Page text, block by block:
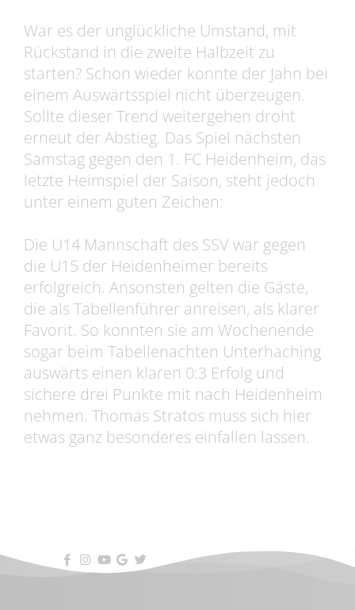
War es der unglückliche Umstand, mit
Rückstand in die zweite Halbzeit zu
starten? Schon wieder konnte der Jahn bei
einem Auswärtsspiel nicht überzeugen.
Sollte dieser Trend weitergehen droht
erneut der Abstieg. Das Spiel nächsten
Samstag gegen den 1. FC Heidenheim, das
letzte Heimspiel der Saison, steht jedoch
unter einem guten Zeichen:
Die U14 Mannschaft des SSV war gegen
die U15 der Heidenheimer bereits
erfolgreich. Ansonsten gelten die Gäste,
die als Tabellenführer anreisen, als klarer
Favorit. So konnten sie am Wochenende
sogar beim Tabellenachten Unterhaching
auswärts einen klaren 0:3 Erfolg und
sichere drei Punkte mit nach Heidenheim
nehmen. Thomas Stratos muss sich hier
etwas ganz besonderes einfallen lassen.